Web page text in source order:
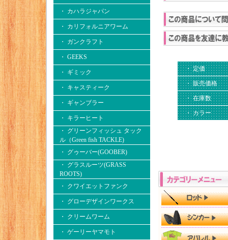
・ カハラジャパン
・ カリフォルニアワーム
・ ガンクラフト
・ GEEKS
・ ギミック
・ キャスティーク
・ ギャンブラー
・ キラーヒート
・ グリーンフィッシュ タック
ル（Green fish TACKLE)
・ グゥーバー(GOOBER)
・ グラスルーツ(GRASS
ROOTS)
・ クワイエットファンク
・ グローデザインワークス
・ クリームワーム
・ ゲーリーヤマモト
・ 定価
・ 販売価格
・ 在庫数
・ カラー